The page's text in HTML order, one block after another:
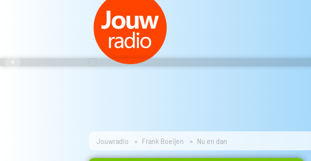
Jouwradio Frank Boeijen Nu en dan